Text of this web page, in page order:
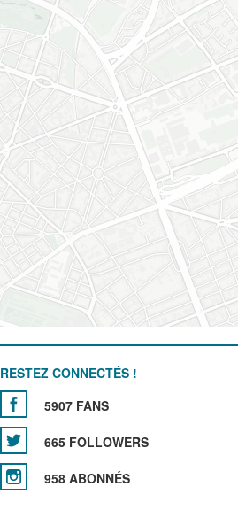
RESTEZ CONNECTÉS !
5907 FANS
665 FOLLOWERS
958 ABONNÉS